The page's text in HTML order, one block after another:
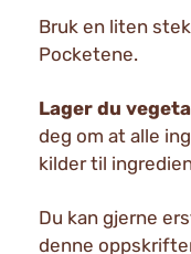
Bruk en liten
Pocketene.
Lager du
deg om at alle
kilder til
Du kan gjerne
denne